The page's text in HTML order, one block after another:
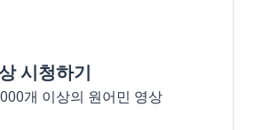
시청하기
개 이상의 원어민 영상